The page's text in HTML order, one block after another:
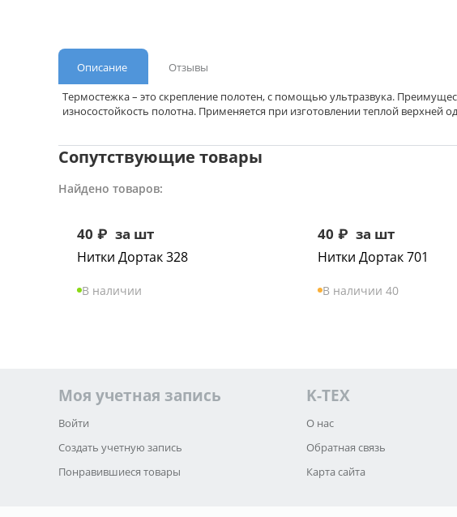
Описание
Отзывы
Термостежка – это скрепление полотен, с помощью ультразвука.
износостойкость полотна. Применяется при изготовлении теплой
Сопутствующие товары
Найдено товаров:
40 ₽ за шт
Нитки Дортак 328
В наличии
40 ₽ за шт
Нитки Дортак 701
В наличии 40
Моя учетная запись
Войти
Создать учетную запись
Понравившиеся товары
K-TEX
О нас
Обратная связь
Карта сайта